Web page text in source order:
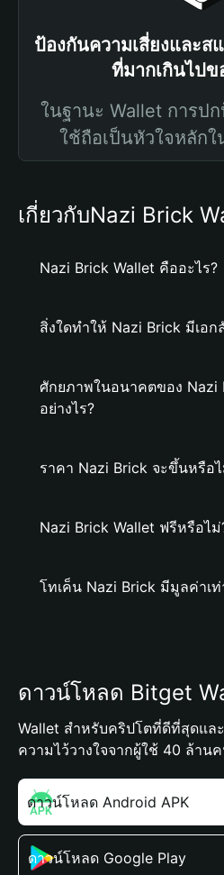
ป้องกันความเสี่ยงและ
ที่มากเกินไปข
ในฐานะ Wallet การป
ใช้ถือเป็นหัวใจหลักใ
เกี่ยวกับNazi Brick
Nazi Brick Wallet คืออะไร?
สิ่งใดทำให้ Nazi Brick มีเอ
ศักยภาพในอนาคตของ Nazi
อย่างไร?
ราคา Nazi Brick จะขึ้นหรือ
Nazi Brick Wallet ฟรีหรือไม่
โทเค็น Nazi Brick มีมูลค่าเท่
ดาวน์โหลด Bitget
Wallet สำหรับคริปโตที่ดีที่สุดแล
ความไว้วางใจจากผู้ใช้ 40 ล้าน
ดาวน์โหลด Android APK
ดาวน์โหลด Google Play